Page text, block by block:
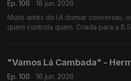
Ep. 106
18 jun. 2026
Muito antes da I.A domiar conversas,
quem controla quem. Criada para a
"Vamos Lá Cambada" -
Ep. 100
16 jun. 2026